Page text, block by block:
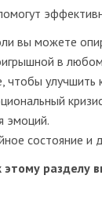
вы можете
в
чтобы улучшить
эмоций.
состояние и
этому